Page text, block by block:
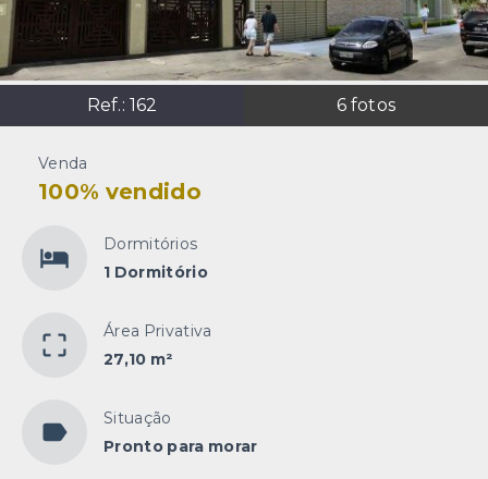
Ref.: 162 6 fotos
Venda
100% vendido
Dormitórios
1 Dormitório
Área Privativa
27,10 m²
Situação
Pronto para morar